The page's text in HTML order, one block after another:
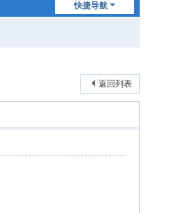
快捷导航
返回列表